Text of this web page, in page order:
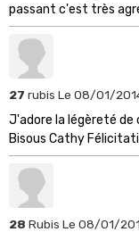
passant c'est très
27 rubis Le 08/01/
J'adore la légèreté de
Bisous Cathy
28 Rubis Le 08/01/